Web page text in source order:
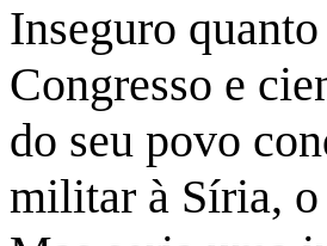
Inseguro
Congresso e
do seu povo
militar à Síria, o